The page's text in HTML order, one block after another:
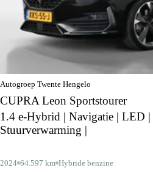
Autogroep Twente Hengelo
CUPRA Leon Sportstourer
1.4 e-Hybrid | Navigatie | LED |
Stuurverwarming |
2024 64.597 km Hybride benzine